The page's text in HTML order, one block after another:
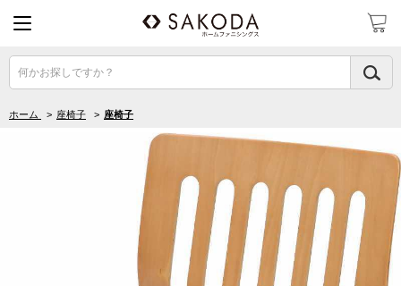
何かお探しですか？
ホーム > 座椅子 > 座椅子